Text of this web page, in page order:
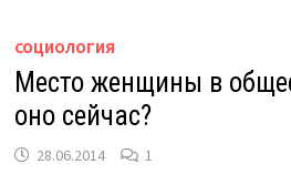
СОЦИОЛОГИЯ
Место женщины в
оно сейчас?
28.06.2014 1